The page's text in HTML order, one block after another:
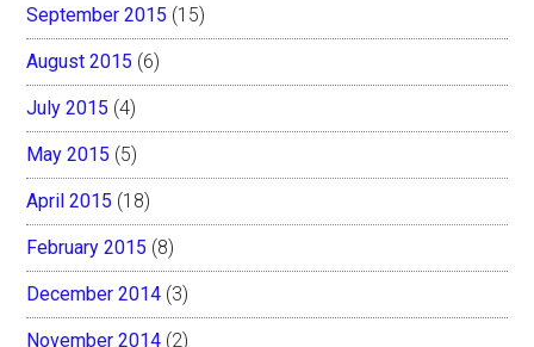
September 2015 (15)
August 2015 (6)
July 2015 (4)
May 2015 (5)
April 2015 (18)
February 2015 (8)
December 2014 (3)
November 2014 (2)